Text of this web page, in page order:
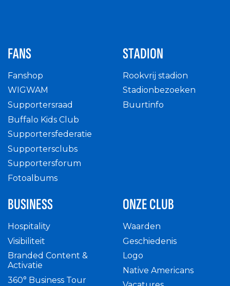
FANS
Fanshop
WIGWAM
Supportersraad
Buffalo Kids Club
Supportersfederatie
Supportersclubs
Supportersforum
Fotoalbums
STADION
Rookvrij stadion
Stadionbezoeken
Buurtinfo
BUSINESS
Hospitality
Visibiliteit
Branded Content &
Activatie
360° Business Tour
ONZE CLUB
Waarden
Geschiedenis
Logo
Native Americans